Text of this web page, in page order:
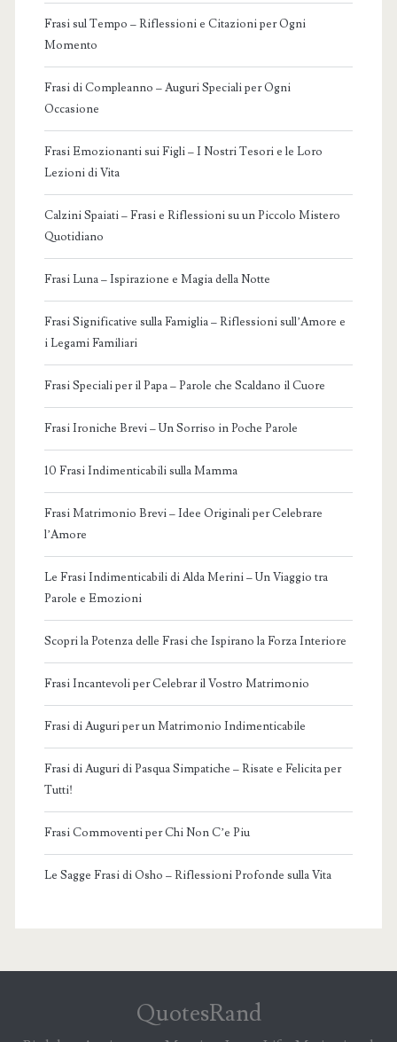
Frasi sul Tempo – Riflessioni e Citazioni per Ogni
Momento
Frasi di Compleanno – Auguri Speciali per Ogni
Occasione
Frasi Emozionanti sui Figli – I Nostri Tesori e le Loro
Lezioni di Vita
Calzini Spaiati – Frasi e Riflessioni su un Piccolo Mistero
Quotidiano
Frasi Luna – Ispirazione e Magia della Notte
Frasi Significative sulla Famiglia – Riflessioni sull’Amore e
i Legami Familiari
Frasi Speciali per il Papa – Parole che Scaldano il Cuore
Frasi Ironiche Brevi – Un Sorriso in Poche Parole
10 Frasi Indimenticabili sulla Mamma
Frasi Matrimonio Brevi – Idee Originali per Celebrare
l’Amore
Le Frasi Indimenticabili di Alda Merini – Un Viaggio tra
Parole e Emozioni
Scopri la Potenza delle Frasi che Ispirano la Forza Interiore
Frasi Incantevoli per Celebrar il Vostro Matrimonio
Frasi di Auguri per un Matrimonio Indimenticabile
Frasi di Auguri di Pasqua Simpatiche – Risate e Felicita per
Tutti!
Frasi Commoventi per Chi Non C’e Piu
Le Sagge Frasi di Osho – Riflessioni Profonde sulla Vita
QuotesRand